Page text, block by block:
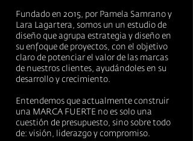
Fundado en 2015, por Pamela Samrano y
Lara Lagartera, somos un un estudio de
diseño que agrupa estrategia y diseño en
su enfoque de proyectos, con el objetivo
claro de potenciar el valor de las marcas
de nuestros clientes, ayudándoles en su
desarrollo y crecimiento.
Entendemos que actualmente construir
una MARCA FUERTE no es solo una
cuestión de presupuesto, sino sobre todo
de: visión, liderazgo y compromiso.